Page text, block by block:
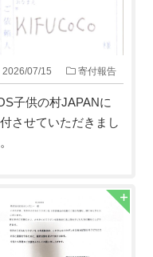
2026/07/15 寄付報告
子供の村JAPANに
させていただきまし